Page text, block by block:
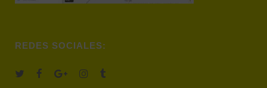
REDES SOCIALES: